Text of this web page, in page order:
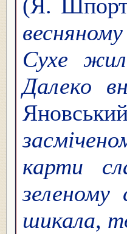
(Я.
Сухе
Далеко
карти
зеленому
шикала,